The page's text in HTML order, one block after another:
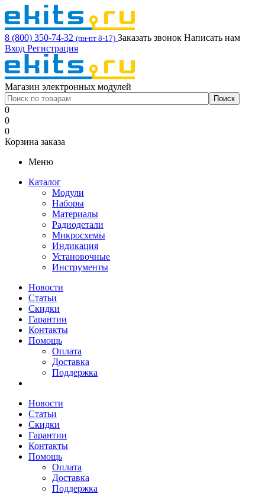
8 (800) 350-74-32 (пн-пт 8-17) Заказать звонок Написать нам
Вход Регистрация
Магазин электронных модулей
0
0
0
Корзина заказа
Меню
Каталог
Модули
Наборы
Материалы
Радиодетали
Микросхемы
Индикация
Установочные
Инструменты
Новости
Статьи
Скидки
Гарантии
Контакты
Помощь
Оплата
Доставка
Поддержка
Новости
Статьи
Скидки
Гарантии
Контакты
Помощь
Оплата
Доставка
Поддержка